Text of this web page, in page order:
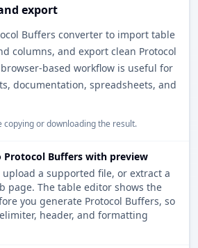
export
Buffers converter to import table
columns, and export clean Protocol
based workflow is useful for
documentation, spreadsheets, and
copying or downloading the result.
Protocol Buffers with preview
upload a supported file, or extract a
page. The table editor shows the
you generate Protocol Buffers, so
header, and formatting